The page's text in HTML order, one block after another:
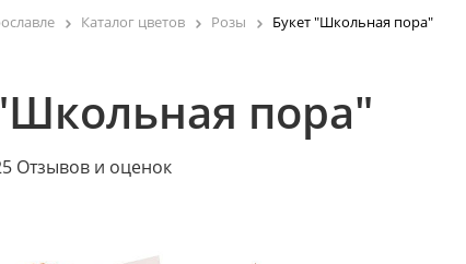
Каталог цветов Розы Букет "Школьная пора"
пора"
Отзывов и оценок